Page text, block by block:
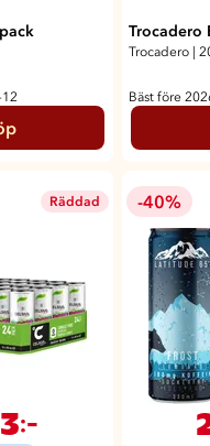
Trocadero
Trocadero |
Bäst före
Räddad
:-
-40%